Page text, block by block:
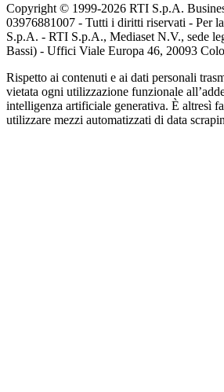
Copyright © 1999-2026 RTI S.p.A.
03976881007 - Tutti i diritti riservati - Per
S.p.A. - RTI S.p.A., Mediaset N.V., sede
Bassi) - Uffici Viale Europa 46, 20093
Rispetto ai contenuti e ai dati personali
vietata ogni utilizzazione funzionale
intelligenza artificiale generativa. È altresì
utilizzare mezzi automatizzati di data